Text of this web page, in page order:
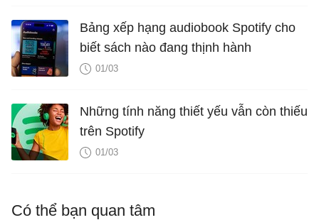
Bảng xếp hạng audiobook Spotify cho
biết sách nào đang thịnh hành
01/03
Những tính năng thiết yếu vẫn còn thiếu
trên Spotify
01/03
Có thể bạn quan tâm